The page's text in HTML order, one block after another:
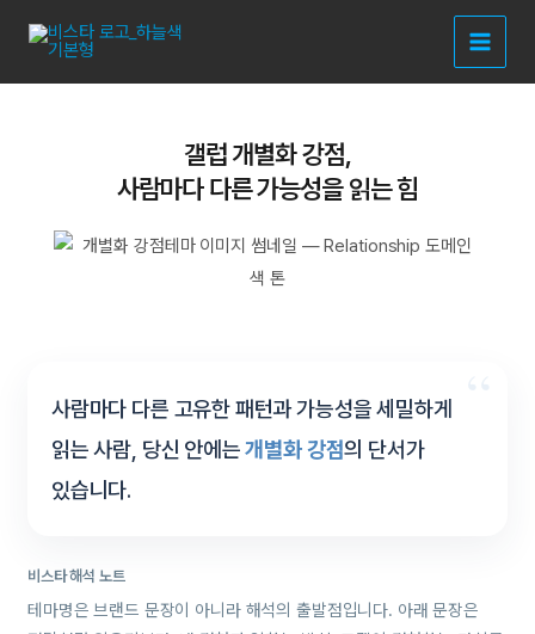
츠
갤럽 개별화 강점,
사람마다 다른 가능성을 읽는 힘
사람마다 다른 고유한 패턴과 가능성을 세밀하게
읽는 사람, 당신 안에는개별화 강점의 단서가
있습니다.
비스타 해석 노트
테마명은 브랜드 문장이 아니라 해석의 출발점입니다. 아래 문장은